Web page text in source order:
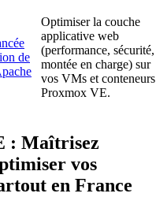
de
Optimiser la couche
applicative web
(performance, sécurité,
montée en charge) sur
vos VMs et conteneurs
Proxmox VE.
: Maîtrisez
vos
en France